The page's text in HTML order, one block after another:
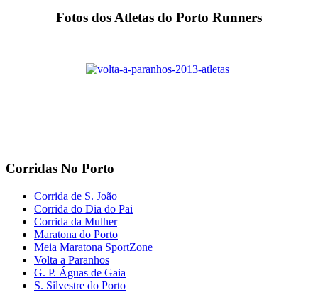
Fotos dos Atletas do Porto Runners
Corridas No Porto
Corrida de S. João
Corrida do Dia do Pai
Corrida da Mulher
Maratona do Porto
Meia Maratona SportZone
Volta a Paranhos
G. P. Águas de Gaia
S. Silvestre do Porto